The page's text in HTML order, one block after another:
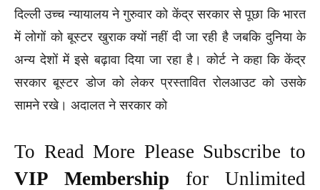
दिल्ली उच्च न्यायालय ने गुरुवार को केंद्र सरकार से पूछा कि भारत
में लोगों को बूस्टर खुराक क्यों नहीं दी जा रही है जबकि दुनिया के
अन्य देशों में इसे बढ़ावा दिया जा रहा है। कोर्ट ने कहा कि केंद्र
सरकार बूस्टर डोज को लेकर प्रस्तावित रोलआउट को उसके
सामने रखे। अदालत ने सरकार को
To Read More Please Subscribe to
VIP Membership for Unlimited